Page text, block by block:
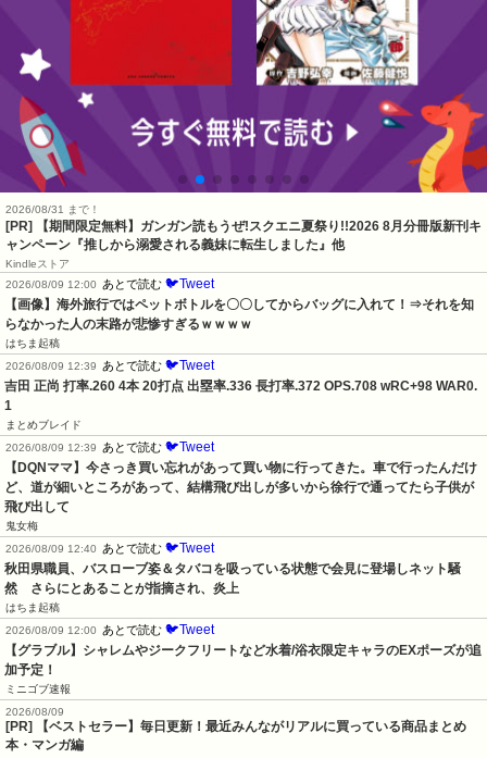
2026/08/31 まで！
[PR] 【期間限定無料】ガンガン読もうぜ!スクエニ夏祭り!!2026 8月分冊版新刊キ
ャンペーン『推しから溺愛される義妹に転生しました』他
Kindleストア
2026/08/09 12:00
あとで読む 🐦Tweet
【画像】海外旅行ではペットボトルを〇〇してからバッグに入れて！⇒それを知
らなかった人の末路が悲惨すぎるｗｗｗｗ
はちま起稿
2026/08/09 12:39
あとで読む 🐦Tweet
吉田 正尚 打率.260 4本 20打点 出塁率.336 長打率.372 OPS.708 wRC+98 WAR0.
1
まとめブレイド
2026/08/09 12:39
あとで読む 🐦Tweet
【DQNママ】今さっき買い忘れがあって買い物に行ってきた。車で行ったんだけ
ど、道が細いところがあって、結構飛び出しが多いから徐行で通ってたら子供が
飛び出して
鬼女梅
2026/08/09 12:40
あとで読む 🐦Tweet
秋田県職員、バスローブ姿＆タバコを吸っている状態で会見に登場しネット騒
然　さらにとあることが指摘され、炎上
はちま起稿
2026/08/09 12:00
あとで読む 🐦Tweet
【グラブル】シャレムやジークフリートなど水着/浴衣限定キャラのEXポーズが追
加予定！
ミニゴブ速報
2026/08/09
[PR] 【ベストセラー】毎日更新！最近みんながリアルに買っている商品まとめ
本・マンガ編